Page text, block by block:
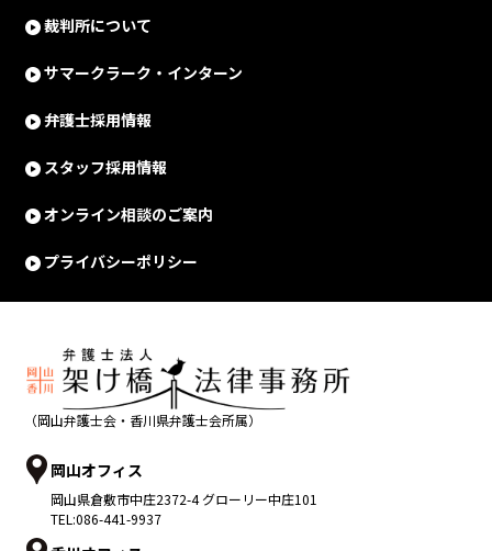
裁判所について
サマークラーク・インターン
弁護士採用情報
スタッフ採用情報
オンライン相談のご案内
プライバシーポリシー
（岡山弁護士会・香川県弁護士会所属）
岡山オフィス
岡山県倉敷市中庄2372-4 グローリー中庄101
TEL:086-441-9937